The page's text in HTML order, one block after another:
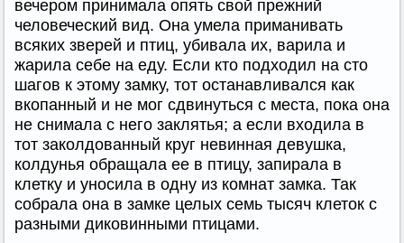
вечером принимала опять свой прежний
человеческий вид. Она умела приманивать
всяких зверей и птиц, убивала их, варила и
жарила себе на еду. Если кто подходил на сто
шагов к этому замку, тот останавливался как
вкопанный и не мог сдвинуться с места, пока она
не снимала с него заклятья; а если входила в
тот заколдованный круг невинная девушка,
колдунья обращала ее в птицу, запирала в
клетку и уносила в одну из комнат замка. Так
собрала она в замке целых семь тысяч клеток с
разными диковинными птицами.